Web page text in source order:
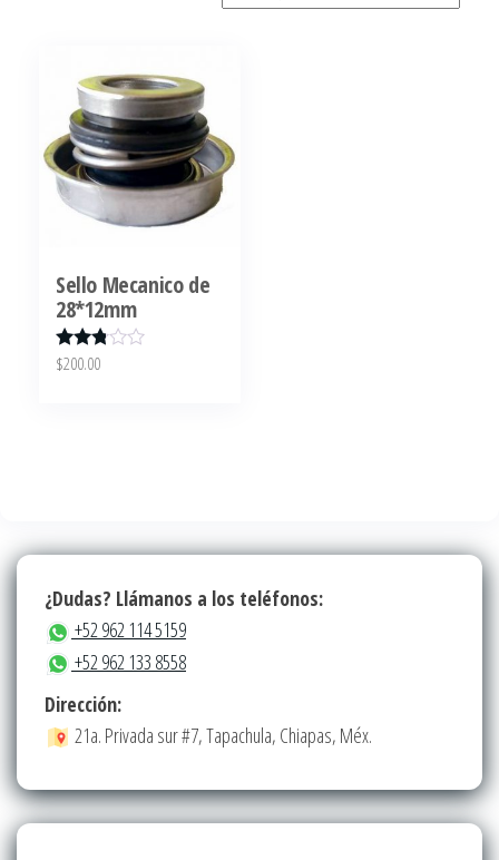
Sello Mecanico de
28*12mm
Valora
$200.00
¿Dudas? Llámanos a los teléfonos:
+52 962 114 5159
+52 962 133 8558
Dirección:
21a. Privada sur #7, Tapachula, Chiapas, Méx.